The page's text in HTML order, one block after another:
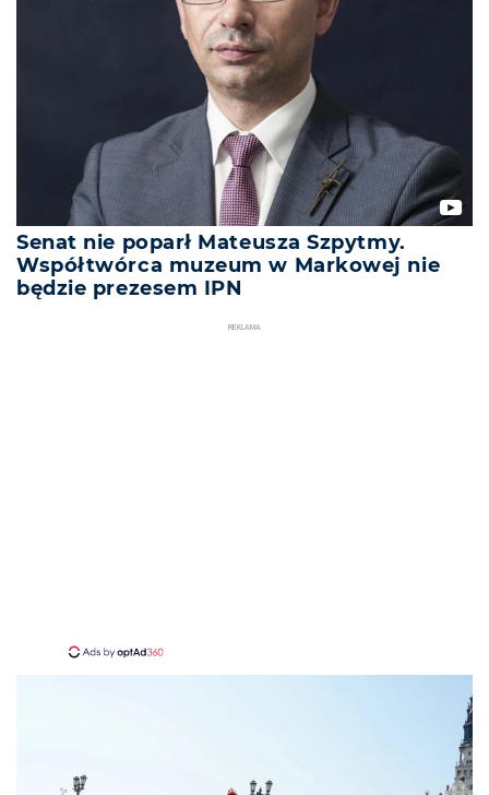
Senat nie poparł Mateusza Szpytmy.
Współtwórca muzeum w Markowej nie
będzie prezesem IPN
REKLAMA